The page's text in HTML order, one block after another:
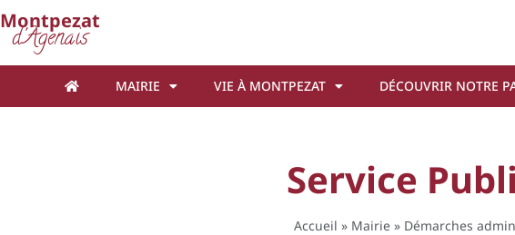
Montpezat
d'Agenais
MAIRIE VIE À MONTPEZAT DÉCOUVRIR NOTRE
Service
Accueil » Mairie » Démarches
Cookies management panel